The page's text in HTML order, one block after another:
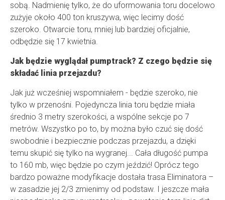
sobą. Nadmienię tylko, że do uformowania toru docelowo
zużyje około 400 ton kruszywa, więc lecimy dość
szeroko. Otwarcie toru, mniej lub bardziej oficjalnie,
odbędzie się 17 kwietnia.
Jak będzie wyglądał pumptrack? Z czego będzie się
składać linia przejazdu?
Jak już wcześniej wspomniałem - będzie szeroko, nie
tylko w przenośni. Pojedyncza linia toru będzie miała
średnio 3 metry szerokości, a wspólne sekcje po 7
metrów. Wszystko po to, by można było czuć się dość
swobodnie i bezpiecznie podczas przejazdu, a dzięki
temu skupić się tylko na wygranej... Cała długość pumpa
to 160 mb, więc będzie po czym jeździć! Oprócz tego
bardzo poważne modyfikacje dostała trasa Eliminatora –
w zasadzie jej 2/3 zmienimy od podstaw. I jeszcze mała